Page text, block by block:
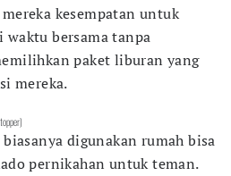
kesempatan untuk
bersama tanpa
paket liburan yang
mereka.
digunakan rumah bisa
pernikahan untuk teman.